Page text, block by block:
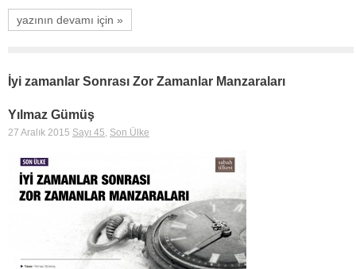
yazının devamı için »
İyi zamanlar Sonrası Zor Zamanlar Manzaraları
Yılmaz Gümüş
27 Aralık 2015 Sayı 45, Son Ülke